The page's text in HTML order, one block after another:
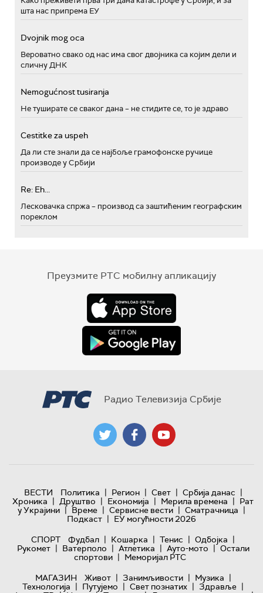
шта нас припрема ЕУ
Dvojnik mog oca
Вероватно свако од нас има свог двојника са којим дели и
сличну ДНК
Nemogućnost tusiranja
Не туширате се сваког дана – не стидите се, то је здраво
Cestitke za uspeh
Да ли сте знали да се најбоље грамофонске ручице
производе у Србији
Re: Eh...
Лесковачка спржа – производ са заштићеним географским
пореклом
Преузмите РТС мобилну апликацију
Радио Телевизија Србије
ВЕСТИ Политика | Регион | Свет | Србија данас |
Хроника | Друштво | Економија | Мерила времена | Рат
у Украјини | Време | Сервисне вести | Сматрачница |
Подкаст | ЕУ могућности 2026
СПОРТ
Фудбал | Кошарка | Тенис | Одбојка |
Рукомет | Ватерполо | Атлетика | Ауто-мото | Остали
спортови | Меморијал РТС
МАГАЗИН
Живот | Занимљивости | Музика |
Технологијa | Путујемо | Свет познатих | Здравље |